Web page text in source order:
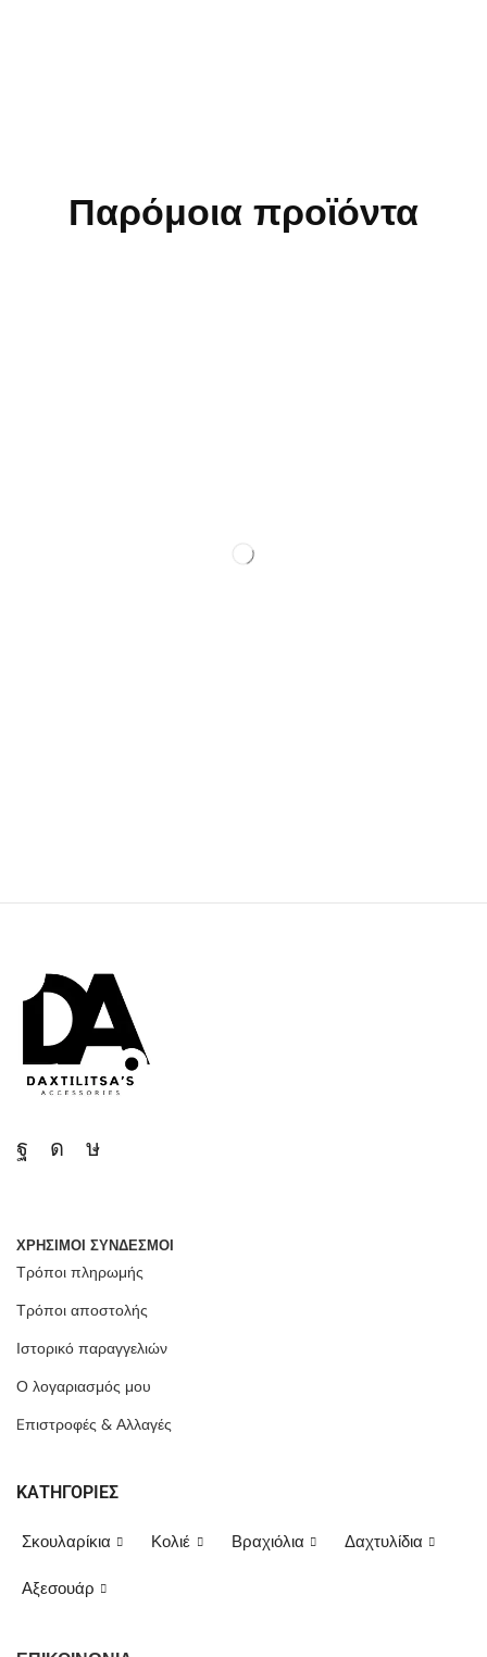
Παρόμοια προϊόντα
ΧΡΗΣΙΜΟΙ ΣΥΝΔΕΣΜΟΙ
Τρόποι πληρωμής
Τρόποι αποστολής
Ιστορικό παραγγελιών
Ο λογαριασμός μου
Eπιστροφές & Αλλαγές
ΚΑΤΗΓΟΡΙΕΣ
Σκουλαρίκια Κολιέ Βραχιόλια Δαχτυλίδια
Αξεσουάρ